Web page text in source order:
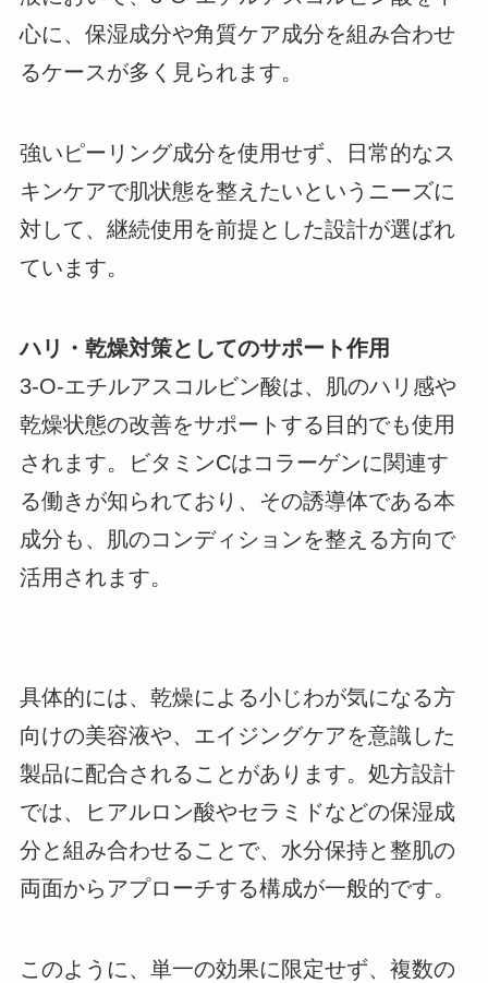
心に、保湿成分や角質ケア成分を組み合わせ
るケースが多く見られます。
強いピーリング成分を使用せず、日常的なス
キンケアで肌状態を整えたいというニーズに
対して、継続使用を前提とした設計が選ばれ
ています。
ハリ・乾燥対策としてのサポート作用
3-O-エチルアスコルビン酸は、肌のハリ感や
乾燥状態の改善をサポートする目的でも使用
されます。ビタミンCはコラーゲンに関連す
る働きが知られており、その誘導体である本
成分も、肌のコンディションを整える方向で
活用されます。
具体的には、乾燥による小じわが気になる方
向けの美容液や、エイジングケアを意識した
製品に配合されることがあります。処方設計
では、ヒアルロン酸やセラミドなどの保湿成
分と組み合わせることで、水分保持と整肌の
両面からアプローチする構成が一般的です。
このように、単一の効果に限定せず、複数の